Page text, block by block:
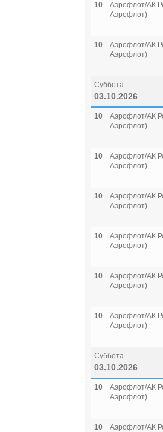
10
Аэрофлот/АК
Аэрофлот)
10
Аэрофлот/АК
Аэрофлот)
Суббота
03.10.2026
10
Аэрофлот/АК
Аэрофлот)
10
Аэрофлот/АК
Аэрофлот)
10
Аэрофлот/АК
Аэрофлот)
10
Аэрофлот/АК
Аэрофлот)
10
Аэрофлот/АК
Аэрофлот)
10
Аэрофлот/АК
Аэрофлот)
Суббота
03.10.2026
10
Аэрофлот/АК
Аэрофлот)
10
Аэрофлот/АК